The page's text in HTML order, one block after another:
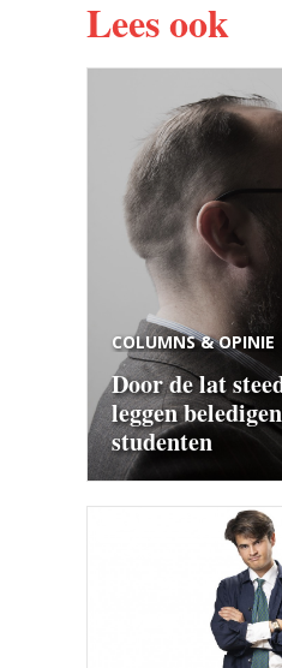
Lees ook
COLUMNS & OPINIE
Door de lat
leggen
studenten